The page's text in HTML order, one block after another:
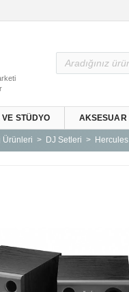
STÜDYO AKSESUAR
Ürünleri DJ Setleri Hercules